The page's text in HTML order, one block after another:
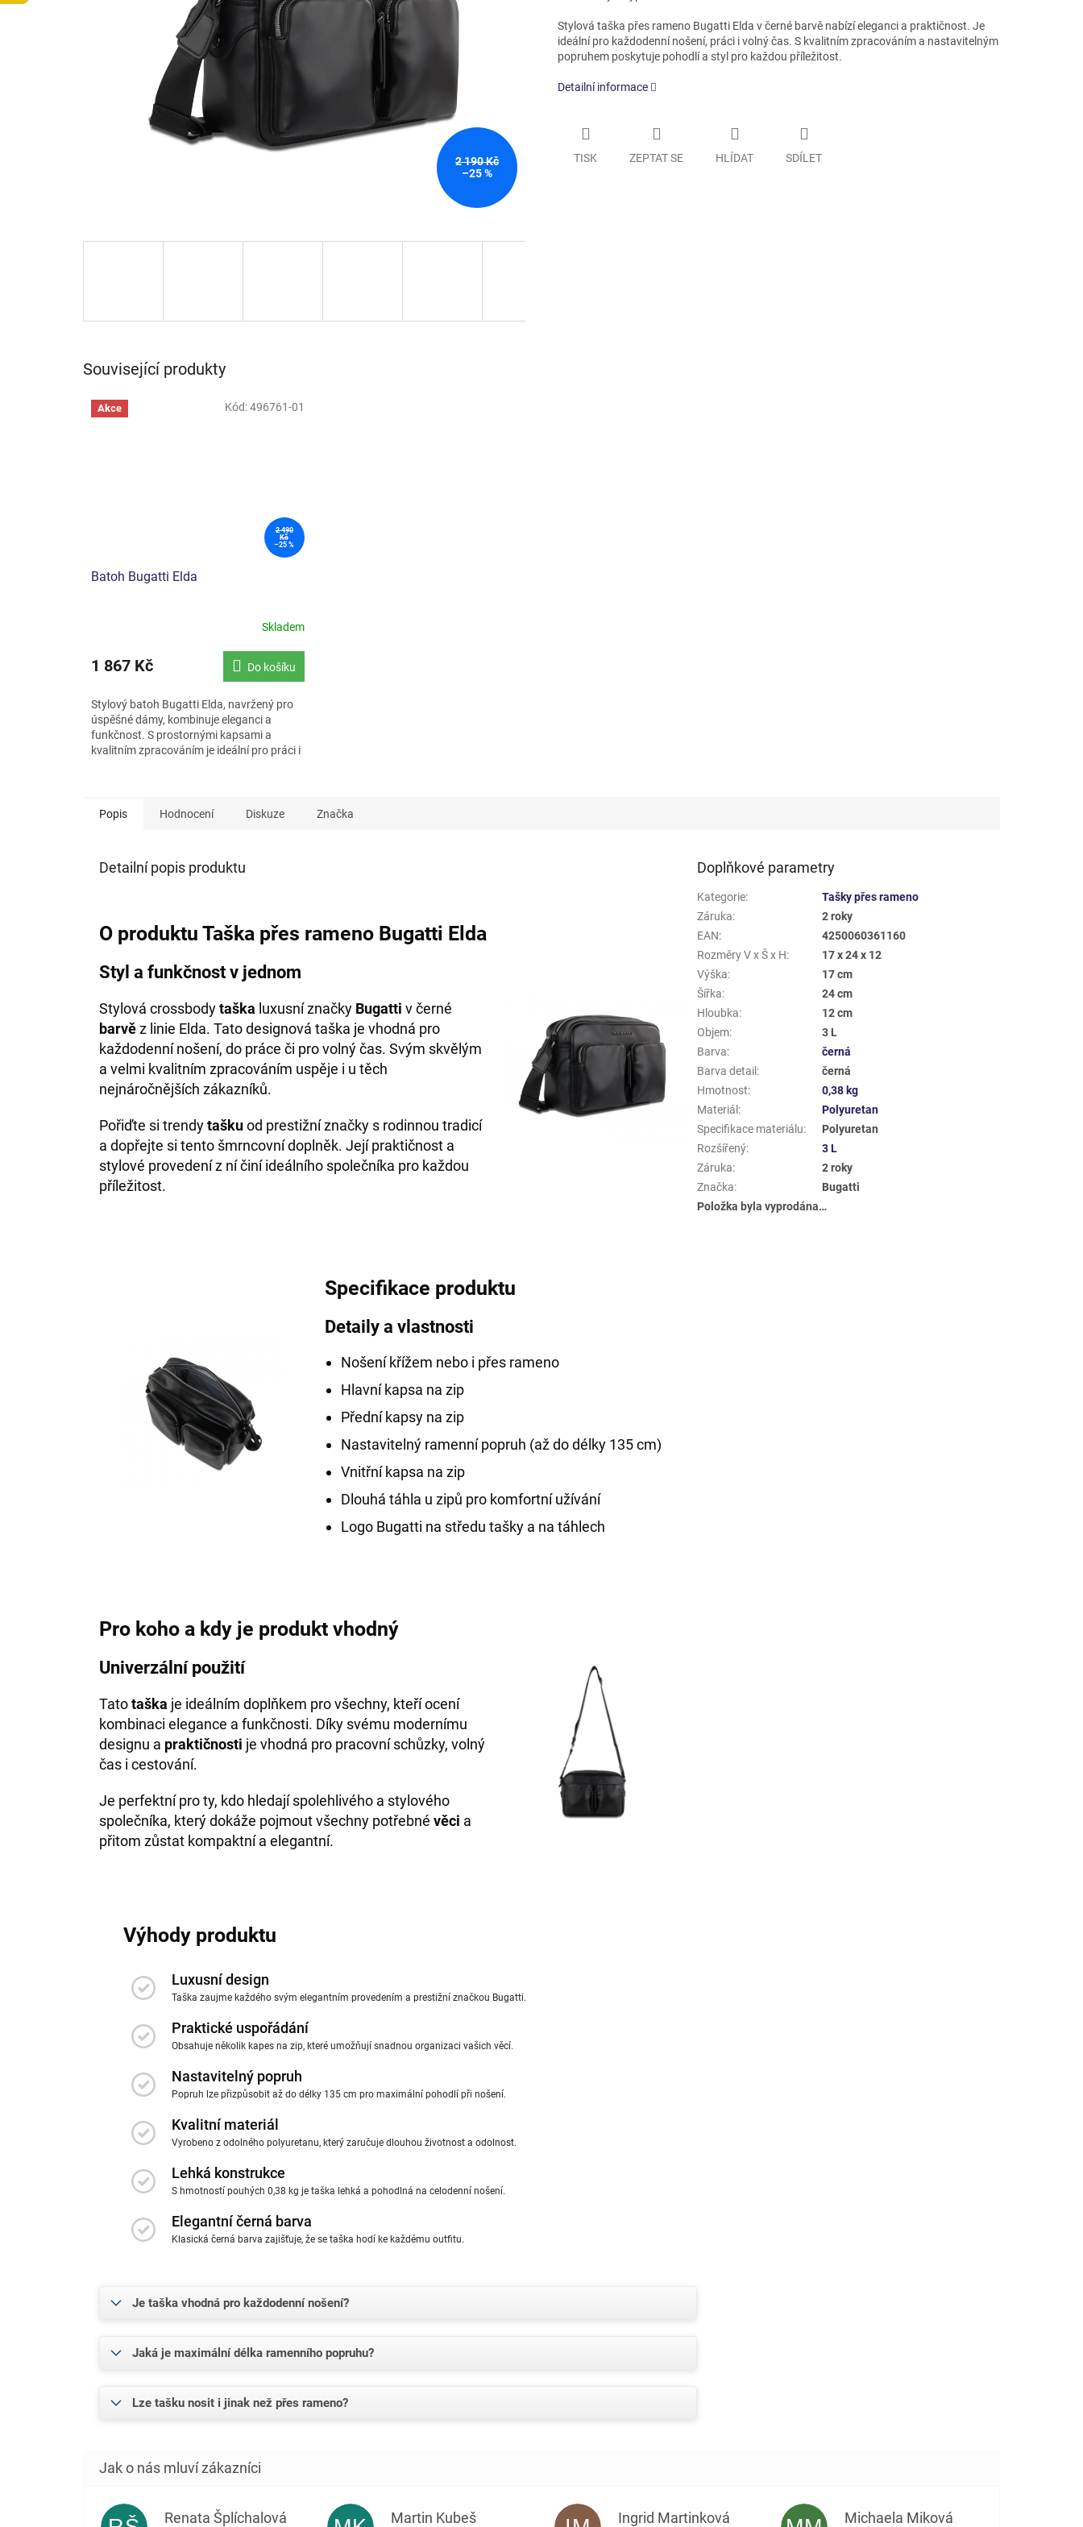
2 190 Kč
–25 %
Stylová taška přes rameno Bugatti Elda v černé barvě nabízí eleganci a praktičnost. Je
ideální pro každodenní nošení, práci i volný čas. S kvalitním zpracováním a nastavitelným
popruhem poskytuje pohodlí a styl pro každou příležitost.
Detailní informace
TISK ZEPTAT SE HLÍDAT SDÍLET
Související produkty
Akce
2 490
Kč
–25 %
Batoh Bugatti Elda
Skladem
1 867 Kč Do košíku
Stylový batoh Bugatti Elda, navržený pro
úspěšné dámy, kombinuje eleganci a
funkčnost. S prostornými kapsami a
kvalitním zpracováním je ideální pro práci i
Kód:496761-01
Popis Hodnocení Diskuze Značka
Detailní popis produktu
O produktu Taška přes rameno Bugatti Elda
Styl a funkčnost v jednom
Stylová crossbodytaška luxusní značky Bugatti v černé
barvěz linie Elda. Tato designová taška je vhodná pro
každodenní nošení, do práce či pro volný čas. Svým skvělým
a velmi kvalitním zpracováním uspěje i u těch
nejnáročnějších zákazníků.
Pořiďte si trendytaškuod prestižní značky s rodinnou tradicí
a dopřejte si tento šmrncovní doplněk. Její praktičnost a
stylové provedení z ní činí ideálního společníka pro každou
příležitost.
Specifikace produktu
Detaily a vlastnosti
Nošení křížem nebo i přes rameno
Hlavní kapsa na zip
Přední kapsy na zip
Nastavitelný ramenní popruh (až do délky 135 cm)
Vnitřní kapsa na zip
Dlouhá táhla u zipů pro komfortní užívání
Logo Bugatti na středu tašky a na táhlech
Pro koho a kdy je produkt vhodný
Univerzální použití
Tatotaška je ideálním doplňkem pro všechny, kteří ocení
kombinaci elegance a funkčnosti. Díky svému modernímu
designu a praktičnosti je vhodná pro pracovní schůzky, volný
čas i cestování.
Je perfektní pro ty, kdo hledají spolehlivého a stylového
společníka, který dokáže pojmout všechny potřebné věci a
přitom zůstat kompaktní a elegantní.
Výhody produktu
Luxusní design
Taška zaujme každého svým elegantním provedením a prestižní značkou Bugatti.
Praktické uspořádání
Obsahuje několik kapes na zip, které umožňují snadnou organizaci vašich věcí.
Nastavitelný popruh
Popruh lze přizpůsobit až do délky 135 cm pro maximální pohodlí při nošení.
Kvalitní materiál
Vyrobeno z odolného polyuretanu, který zaručuje dlouhou životnost a odolnost.
Lehká konstrukce
S hmotností pouhých 0,38 kg je taška lehká a pohodlná na celodenní nošení.
Elegantní černá barva
Klasická černá barva zajišťuje, že se taška hodí ke každému outfitu.
Je taška vhodná pro každodenní nošení?
Jaká je maximální délka ramenního popruhu?
Lze tašku nosit i jinak než přes rameno?
Doplňkové parametry
Kategorie:
Tašky přes rameno
Záruka:
2 roky
EAN:
4250060361160
Rozměry V x Š x H:
17 x 24 x 12
Výška:
17 cm
Šířka:
24 cm
Hloubka:
12 cm
Objem:
3 L
Barva:
černá
Barva detail:
černá
Hmotnost:
0,38 kg
Materiál:
Polyuretan
Specifikace materiálu:
Polyuretan
Rozšířený:
3 L
Záruka:
2 roky
Značka:
Bugatti
Položka byla vyprodána…
Renata Šplíchalová Martin Kubeš Ingrid Martinková Michaela Miková